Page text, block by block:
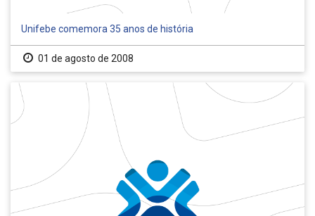
Unifebe comemora 35 anos de história
01 de agosto de 2008